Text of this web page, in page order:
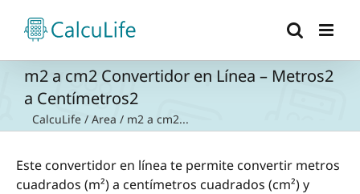
contenido
m2 a cm2 Convertidor en Línea – Metros2
a Centímetros2
CalcuLife / Area / m2 a cm2...
Este convertidor en línea te permite convertir metros
cuadrados (m²) a centímetros cuadrados (cm²) y